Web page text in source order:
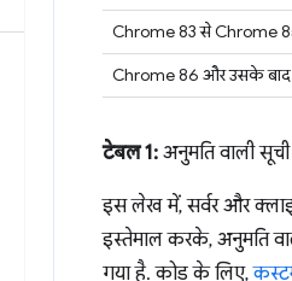
Chrome 83 से Chrome
Chrome 86 और उसके बाद
टेबल 1: अनुमति वाली
इस लेख में, सर्वर और
इस्तेमाल करके, अनुमति
गया है. कोड के लिए,